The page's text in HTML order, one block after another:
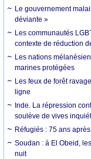
Le gouvernement
déviante »
Les communautés
contexte de réduction
Les nations
marines protégées
Les feux de forêt
ligne
Inde. La répression
soulève de vives
Réfugiés : 75 ans
Soudan : à El Obeid,
nuit